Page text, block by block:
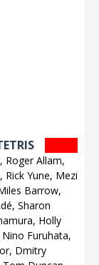
Roger Allam,
Yune, Mezi
Barrow,
Sharon
Holly
Furuhata,
Dmitry